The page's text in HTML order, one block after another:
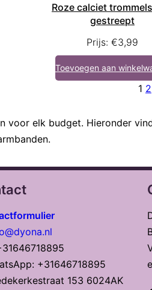
Roze calciet
gestreept
Prijs: €3,99
Toevoegen aan
1 2
voor elk budget. Hieronder
+31646718895
153 6024AK